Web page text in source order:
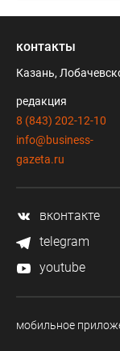
контакты
Казань,
редакция
8 (843) 202-12-10
info@business-
gazeta.ru
вконтакте
telegram
youtube
мобильное